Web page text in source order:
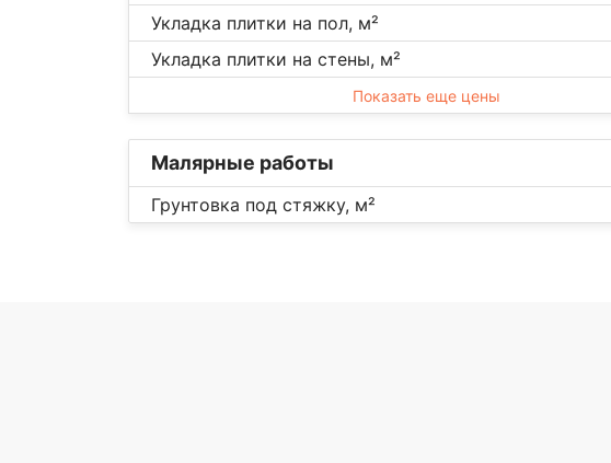
Укладка плитки на пол, м²
Укладка плитки на стены, м²
Показать еще цены
Малярные работы
Грунтовка под стяжку, м²